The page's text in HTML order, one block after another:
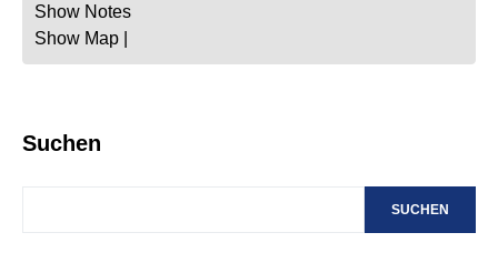
Show Notes
Show Map
Suchen
SUCHEN